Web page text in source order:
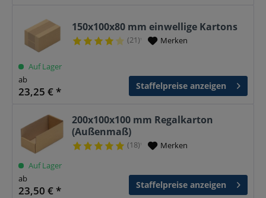
150x100x80 mm einwellige Kartons
(21)¹ Merken
Auf Lager
ab
23,25 € * Staffelpreise anzeigen
200x100x100 mm Regalkarton
(Außenmaß)
(18)¹ Merken
Auf Lager
ab
23,50 € * Staffelpreise anzeigen